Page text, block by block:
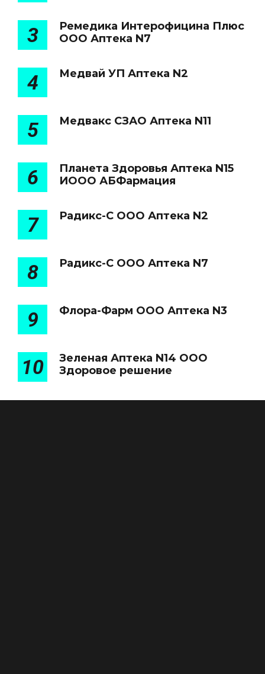
3
Ремедика Интерофицина Плюс
ООО Аптека N7
4 Медвай УП Аптека N2
5 Медвакс СЗАО Аптека N11
6
Планета Здоровья Аптека N15
ИООО АБФармация
7 Радикс-С ООО Аптека N2
8 Радикс-С ООО Аптека N7
9 Флора-Фарм ООО Аптека N3
10
Зеленая Аптека N14 ООО
Здоровое решение